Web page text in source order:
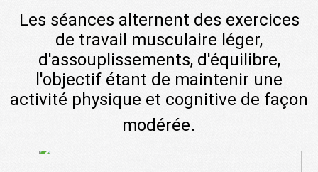
Les séances alternent des exercices
de travail musculaire léger,
d'assouplissements, d'équilibre,
l'objectif étant de maintenir une
activité physique et cognitive de façon
modérée.